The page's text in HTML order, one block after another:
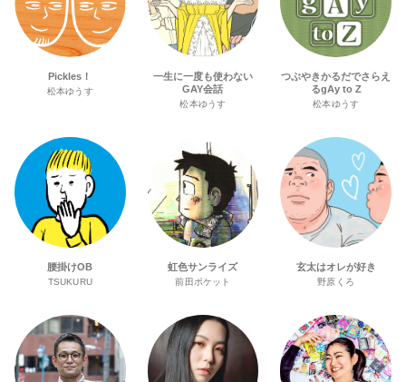
Pickles！
松本ゆうす
一生に一度も使わない
GAY会話
松本ゆうす
つぶやきかるだでさらえ
るgAy to Z
松本ゆうす
腰掛けOB
TSUKURU
虹色サンライズ
前田ポケット
玄太はオレが好き
野原くろ